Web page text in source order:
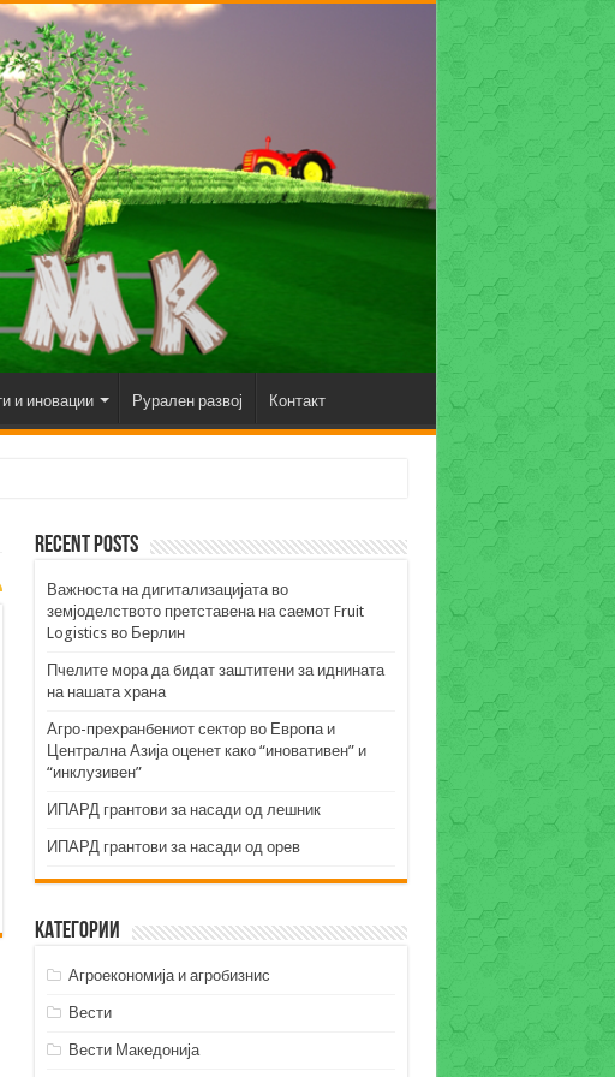
и иновации Рурален развој Контакт
Recent Posts
Важноста на дигитализацијата во
земјоделството претставена на саемот Fruit
Logistics во Берлин
Пчелите мора да бидат заштитени за иднината
на нашата храна
Агро-прехранбениот сектор во Европа и
Централна Азија оценет како “иновативен” и
“инклузивен”
ИПАРД грантови за насади од лешник
ИПАРД грантови за насади од орев
Категории
Агроекономија и агробизнис
Вести
Вести Македонија